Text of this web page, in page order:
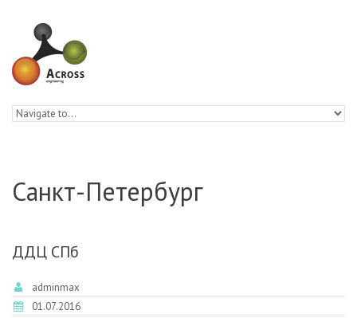
Санкт-Петербург
ДДЦ СПб
adminmax
01.07.2016